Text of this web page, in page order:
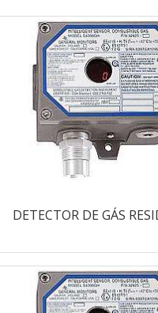
DETECTOR DE GÁS